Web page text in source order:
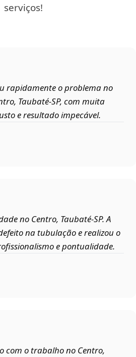
serviços!
rapidamente o problema no
Taubaté‑SP, com muita
e resultado impecável.
no Centro, Taubaté‑SP. A
na tubulação e realizou o
e pontualidade.
com o trabalho no Centro,